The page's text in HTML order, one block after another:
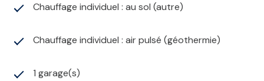
Chauffage individuel : au sol (autre)
Chauffage individuel : air pulsé (géothermie)
1 garage(s)